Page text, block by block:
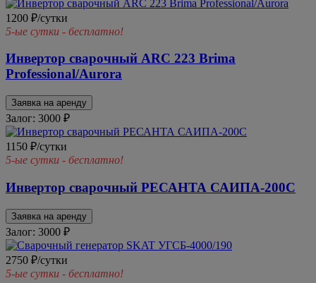
1200 ₽/сутки
5-ые сутки - бесплатно!
Инвертор сварочный ARC 223 Brima
Professional/Aurora
Заявка на аренду
Залог: 3000 ₽
1150 ₽/сутки
5-ые сутки - бесплатно!
Инвертор сварочный РЕСАНТА САИПА-200С
Заявка на аренду
Залог: 3000 ₽
2750 ₽/сутки
5-ые сутки - бесплатно!